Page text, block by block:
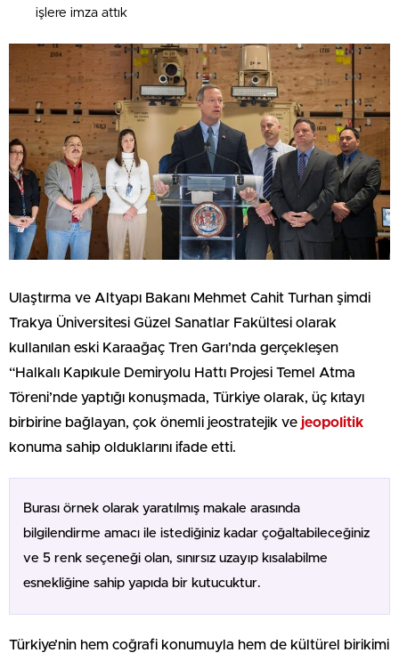
işlere imza attık
Ulaştırma ve Altyapı Bakanı Mehmet Cahit Turhan şimdi
Trakya Üniversitesi Güzel Sanatlar Fakültesi olarak
kullanılan eski Karaağaç Tren Garı’nda gerçekleşen
“Halkalı Kapıkule Demiryolu Hattı Projesi Temel Atma
Töreni’nde yaptığı konuşmada, Türkiye olarak, üç kıtayı
birbirine bağlayan, çok önemli jeostratejik ve jeopolitik
konuma sahip olduklarını ifade etti.
Burası örnek olarak yaratılmış makale arasında
bilgilendirme amacı ile istediğiniz kadar çoğaltabileceğiniz
ve 5 renk seçeneği olan, sınırsız uzayıp kısalabilme
esnekliğine sahip yapıda bir kutucuktur.
Türkiye’nin hem coğrafi konumuyla hem de kültürel birikimi